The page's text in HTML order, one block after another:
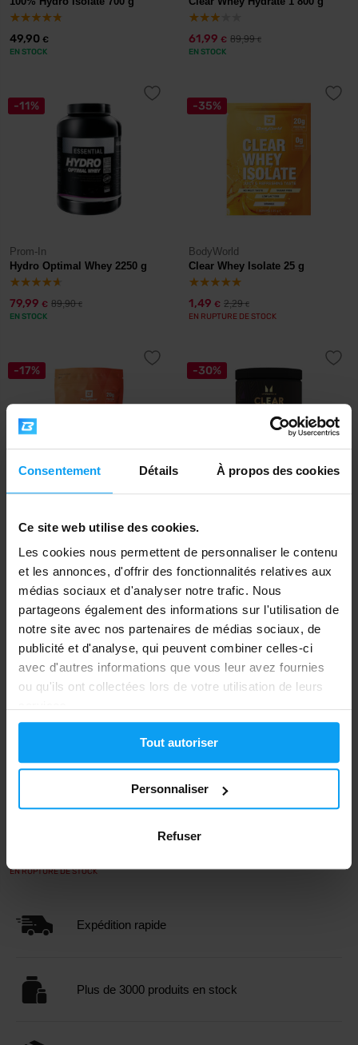
Consentement Détails À propos des cookies
Ce site web utilise des cookies.
Les cookies nous permettent de personnaliser le contenu
et les annonces, d'offrir des fonctionnalités relatives aux
médias sociaux et d'analyser notre trafic. Nous
partageons également des informations sur l'utilisation de
notre site avec nos partenaires de médias sociaux, de
publicité et d'analyse, qui peuvent combiner celles-ci
avec d'autres informations que vous leur avez fournies
ou qu'ils ont collectées lors de votre utilisation de leurs
Tout autoriser
Personnaliser
Refuser
49,90 €
EN STOCK
61,99 € 89,99€
EN STOCK
-11%
Prom-In
Hydro Optimal Whey 2250 g
79,99 € 89,90€
EN STOCK
-35%
BodyWorld
Clear Whey Isolate 25 g
1,49 € 2,29€
EN RUPTURE DE STOCK
-17%
Clear Whey Isolate 500 g
24,99€ 29,99€
EN RUPTURE DE STOCK
-30%
Clear Whey Protein Marvel 500
g
EN STOCK- IL NE RESTE QUE QUELQUES
ARTICLES
Scitec Nutrition
EN RUPTURE DE STOCK
Expédition rapide
Plus de 3000 produits en stock